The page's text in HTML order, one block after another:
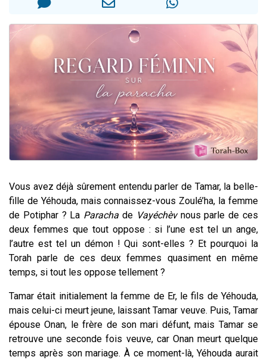
30 personnes viennent de faire un don pour Sauvez la jambe de Yohan
Il reste 49 places pour étudier en groupe sur Zoom
12 nouvelles musiques dans Torah-Box Music
Vous avez déjà sûrement entendu parler de Tamar, la belle-
fille de Yéhouda, mais connaissez-vous Zoulé’ha, la femme
de Potiphar ? La Paracha de Vayéchèvnous parle de ces
deux femmes que tout oppose : si l’une est tel un ange,
l’autre est tel un démon ! Qui sont-elles ? Et pourquoi la
Torah parle de ces deux femmes quasiment en même
temps, si tout les oppose tellement ?
Tamar était initialement la femme de Er, le fils de Yéhouda,
mais celui-ci meurt jeune, laissant Tamar veuve. Puis, Tamar
épouse Onan, le frère de son mari défunt, mais Tamar se
retrouve une seconde fois veuve, car Onan meurt quelque
temps après son mariage. À ce moment-là, Yéhouda aurait